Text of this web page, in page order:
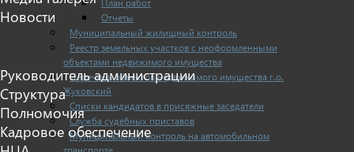
Отчеты
Муниципальный жилищный контроль
Реестр земельных участков с неоформленными
объектами недвижимого имущества
Перечень объектов недвижимого имущества г.о.
Жуковский
Списки кандидатов в присяжные заседатели
Служба судебных приставов
Муниципальный контроль на автомобильном
транспорте
Новости
Руководитель администрации
Структура
Полномочия
Кадровое обеспечение